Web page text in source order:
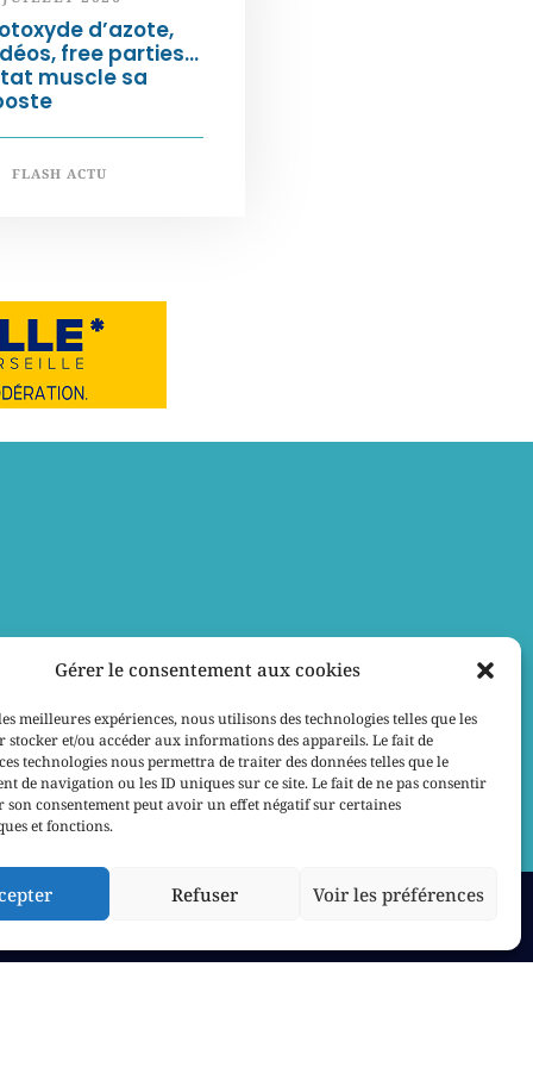
Gérer le consentement aux cookies
meilleures expériences, nous utilisons des technologies telles que les
stocker et/ou accéder aux informations des appareils. Le fait de
technologies nous permettra de traiter des données telles que le
de navigation ou les ID uniques sur ce site. Le fait de ne pas consentir
son consentement peut avoir un effet négatif sur certaines
et fonctions.
Refuser Voir les préférences
d’azote,
free parties…
muscle sa
FLASH ACTU